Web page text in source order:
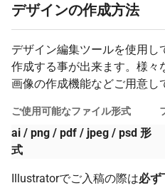
デザインの作成方法
デザイン編集ツールを使用し
作成する事が出来ます。様々
画像の作成機能などご用意し
ご使用可能なファイル形式
ai / png / pdf / jpeg / psd 形
式
Illustratorでご入稿の際は必ず